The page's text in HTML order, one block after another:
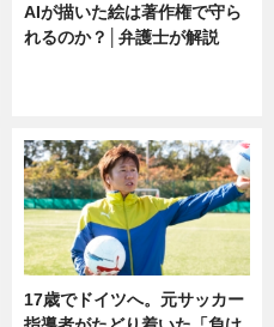
AIが描いた絵は著作権で守ら
れるのか？│弁護士が解説
17歳でドイツへ。元サッカー